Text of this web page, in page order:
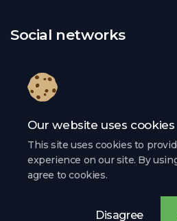
Our website uses cookies
This site uses cookies to
experience on our site. By
agree to cookies.
Disagree
Social networks
Contacts
A/S „Jaunpils Pienotava”
Phone: